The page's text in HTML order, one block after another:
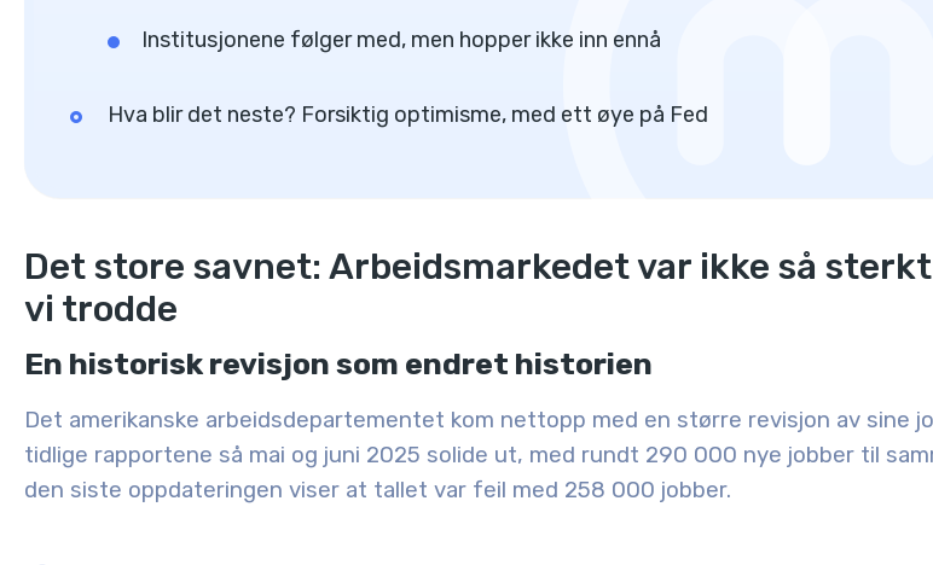
Institusjonene følger med, men hopper ikke inn ennå
Hva blir det neste? Forsiktig optimisme, med ett øye på Fed
Det store savnet: Arbeidsmarkedet var ikke så
vi trodde
En historisk revisjon som endret historien
Det amerikanske arbeidsdepartementet kom nettopp med en større revisjon av sine
tidlige rapportene så mai og juni 2025 solide ut, med rundt 290 000 nye jobber til
den siste oppdateringen viser at tallet var feil med 258 000 jobber.